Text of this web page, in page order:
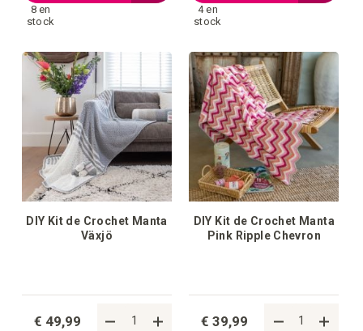
8 en
stock
lista
de
deseos
4 en
stock
la
lista
deseos
DIY Kit de Crochet Manta
Växjö
€ 49,99
DIY Kit de Crochet Manta
Pink Ripple Chevron
€ 39,99